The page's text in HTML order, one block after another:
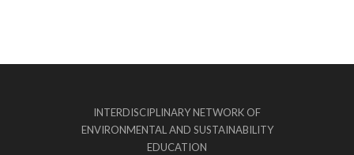
INTERDISCIPLINARY NETWORK OF
ENVIRONMENTAL AND SUSTAINABILITY
EDUCATION